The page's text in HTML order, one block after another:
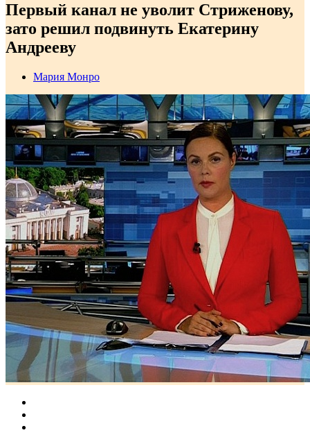
Первый канал не уволит Стриженову,
зато решил подвинуть Екатерину
Андрееву
Мария Монро